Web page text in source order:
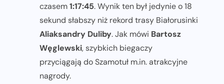
czasem1:17:45. Wynik ten był jedynie o 18
sekund słabszy niż rekord trasy Białorusinki
Aliaksandry Duliby. Jak mówi Bartosz
Węglewski, szybkich biegaczy
przyciągają do Szamotuł m.in. atrakcyjne
nagrody.